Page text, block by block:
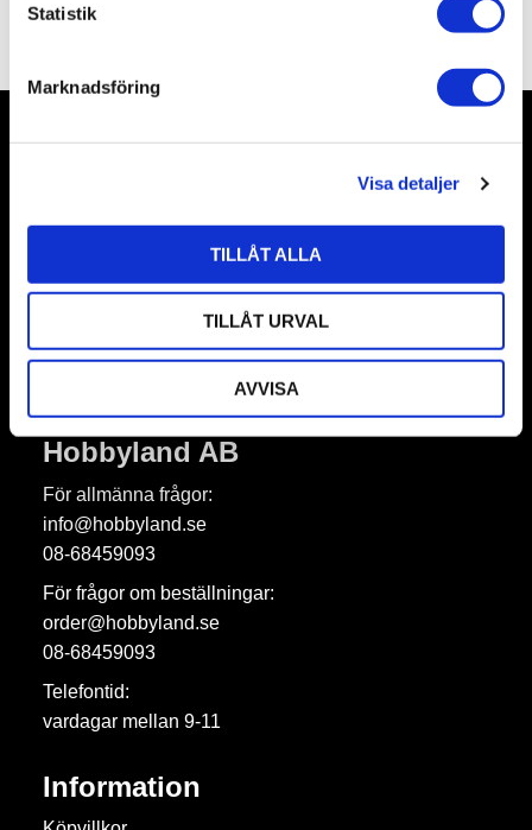
Statistik
Marknadsföring
Visa detaljer
TILLÅT ALLA
TILLÅT URVAL
AVVISA
Omdömen
Prenumerera
Dina personuppgifter behandlas i enlighet med vår
Hobbyland AB
För allmänna frågor:
info@hobbyland.se
08-68459093
För frågor om beställningar:
order@hobbyland.se
08-68459093
Telefontid:
vardagar mellan 9-11
Information